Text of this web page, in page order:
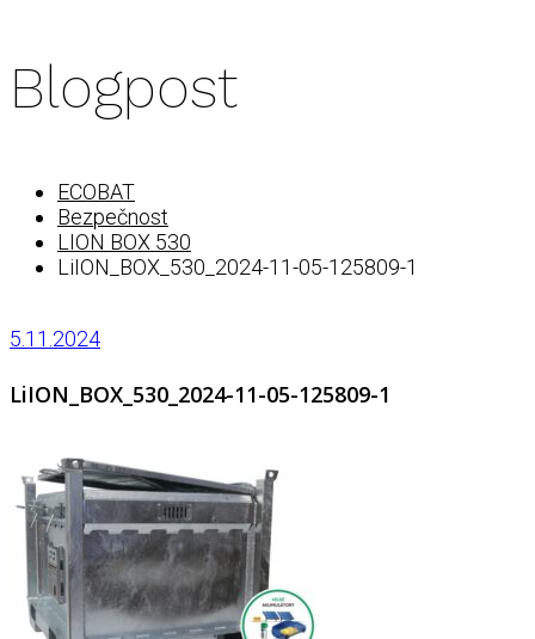
Blogpost
ECOBAT
Bezpečnost
LION BOX 530
LiION_BOX_530_2024-11-05-125809-1
5.11.2024
LiION_BOX_530_2024-11-05-125809-1